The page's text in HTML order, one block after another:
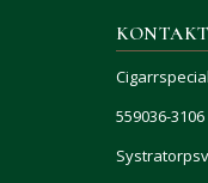
559036-3106